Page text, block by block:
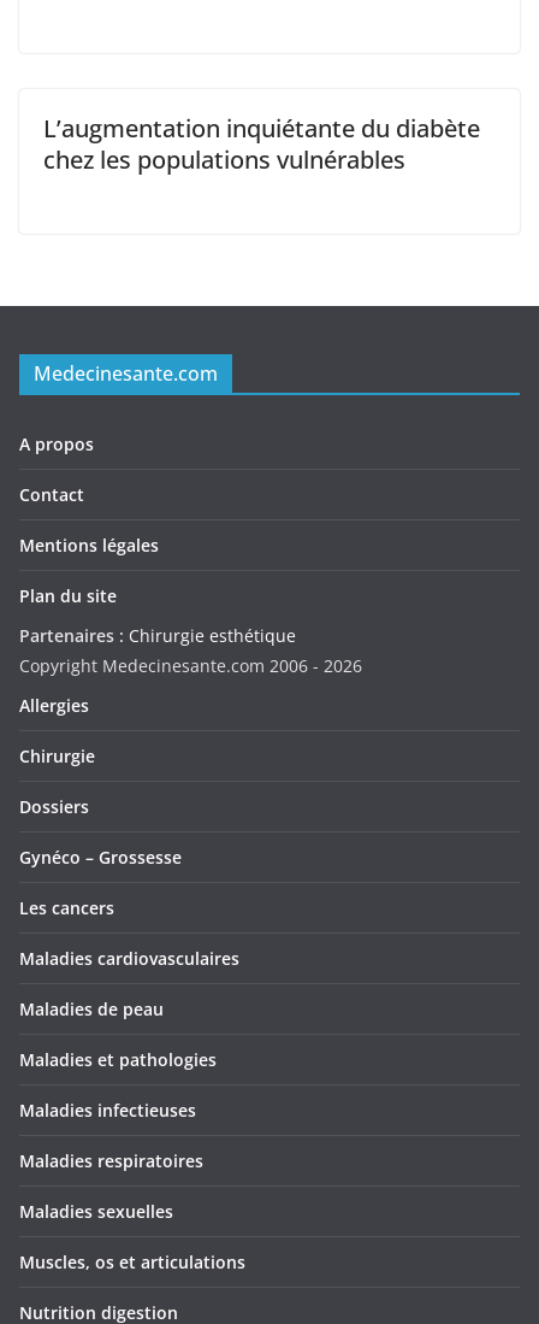
L’augmentation inquiétante du diabète
chez les populations vulnérables
Medecinesante.com
A propos
Contact
Mentions légales
Plan du site
Partenaires : Chirurgie esthétique
Copyright Medecinesante.com 2006 - 2026
Allergies
Chirurgie
Dossiers
Gynéco – Grossesse
Les cancers
Maladies cardiovasculaires
Maladies de peau
Maladies et pathologies
Maladies infectieuses
Maladies respiratoires
Maladies sexuelles
Muscles, os et articulations
Nutrition digestion